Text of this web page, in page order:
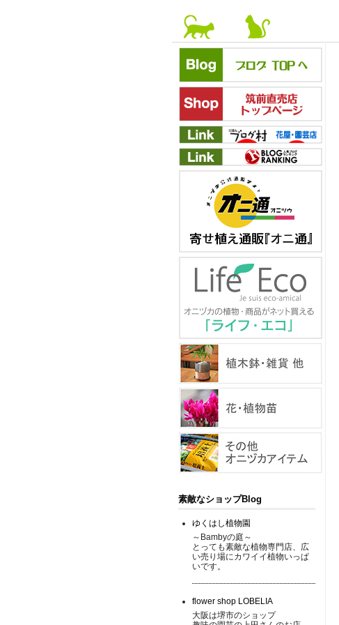
素敵なショップBlog
ゆくはし植物園
～Bambyの庭～
とっても素敵な植物専門店、広
い売り場にカワイイ植物いっぱ
いです。
flower shop LOBELIA
大阪は堺市のショップ